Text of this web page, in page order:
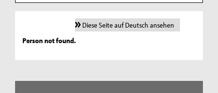
Diese Seite auf Deutsch ansehen
Person not found.